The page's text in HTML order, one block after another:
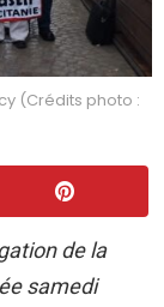
(Crédits photo :
de la
samedi